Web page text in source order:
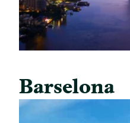
Barselona